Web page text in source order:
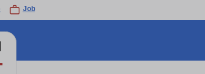
Job